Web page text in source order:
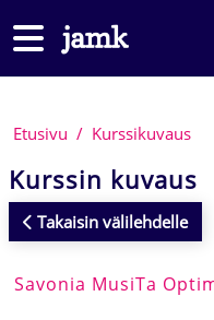
Sivupaneeli
Etusivu Kurssikuvaus
Kurssin kuvaus
Takaisin välilehdelle
Savonia MusiTa